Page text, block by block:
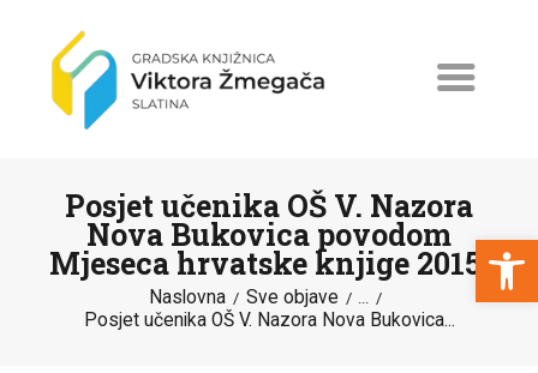
Open toolbar
Posjet učenika OŠ V. Nazora
Nova Bukovica povodom
Mjeseca hrvatske knjige 2015.
Naslovna Sve objave ...
Posjet učenika OŠ V. Nazora Nova Bukovica...
NASLOVNA